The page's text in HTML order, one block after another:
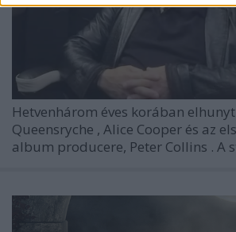
Hetvenhárom éves korában
Queensryche , Alice Cooper és az
album producere, Peter Collins . A